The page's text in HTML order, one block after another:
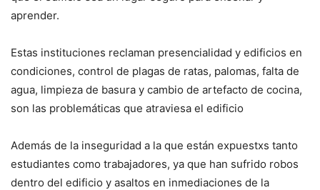
aprender.
Estas instituciones reclaman presencialidad y edificios en
condiciones, control de plagas de ratas, palomas, falta de
agua, limpieza de basura y cambio de artefacto de cocina,
son las problemáticas que atraviesa el edificio
Además de la inseguridad a la que están expuestxs tanto
estudiantes como trabajadores, ya que han sufrido robos
dentro del edificio y asaltos en inmediaciones de la